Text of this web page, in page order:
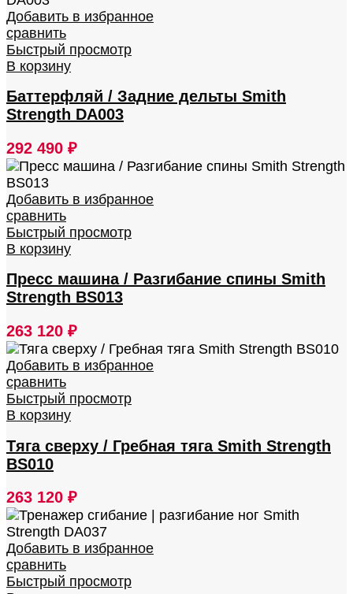
Добавить в избранное
сравнить
Быстрый просмотр
В корзину
Баттерфляй / Задние дельты Smith
Strength DA003
292 490 ₽
Добавить в избранное
сравнить
Быстрый просмотр
В корзину
Пресс машина / Разгибание спины Smith
Strength BS013
263 120 ₽
Добавить в избранное
сравнить
Быстрый просмотр
В корзину
Тяга сверху / Гребная тяга Smith Strength
BS010
263 120 ₽
Добавить в избранное
сравнить
Быстрый просмотр